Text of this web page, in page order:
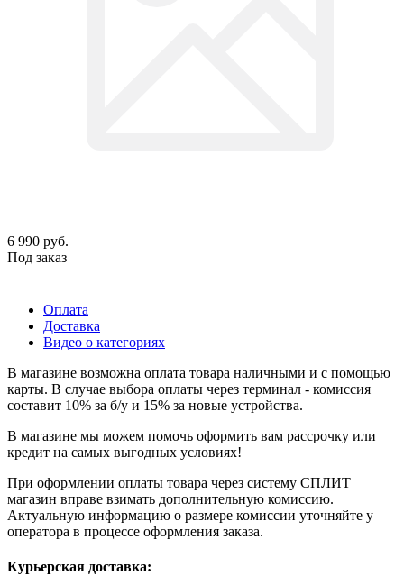
6 990 руб.
Под заказ
Оплата
Доставка
Видео о категориях
В магазине возможна оплата товара наличными и с помощью
карты. В случае выбора оплаты через терминал - комиссия
составит 10% за б/у и 15% за новые устройства.
В магазине мы можем помочь оформить вам рассрочку или
кредит на самых выгодных условиях!
При оформлении оплаты товара через систему СПЛИТ
магазин вправе взимать дополнительную комиссию.
Актуальную информацию о размере комиссии уточняйте у
оператора в процессе оформления заказа.
Курьерская доставка: